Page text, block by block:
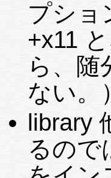
プショ
+x11
ら、随
ない。
library
るのではなく